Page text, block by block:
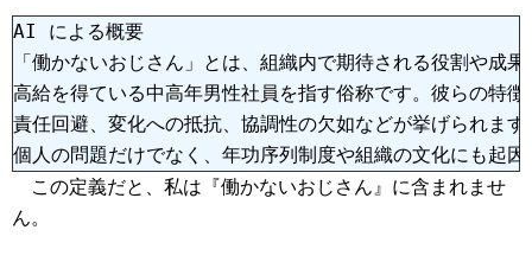
AI による概要
「働かないおじさん」とは、組織内で期待される役割や成
高給を得ている中高年男性社員を指す俗称です。彼らの特
責任回避、変化への抵抗、協調性の欠如などが挙げられま
この定義だと、私は『働かないおじさん』に含まれませ
ん。